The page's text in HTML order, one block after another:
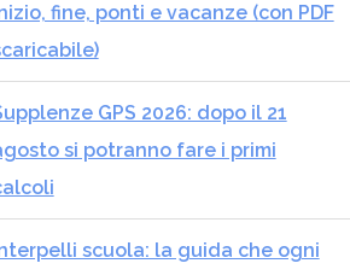
fine, ponti e vacanze (con PDF
GPS 2026: dopo il 21
si potranno fare i primi
scuola: la guida che ogni